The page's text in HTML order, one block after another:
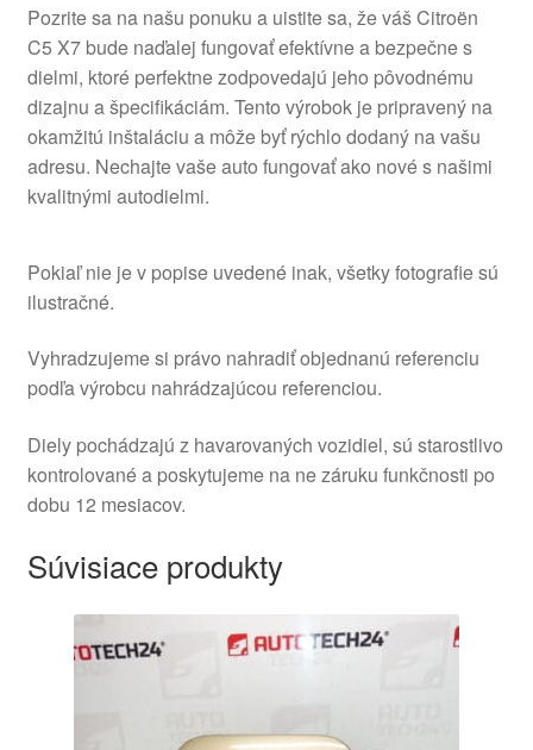
Pozrite sa na našu ponuku a uistite sa, že váš Citroën
C5 X7 bude naďalej fungovať efektívne a bezpečne s
dielmi, ktoré perfektne zodpovedajú jeho pôvodnému
dizajnu a špecifikáciám. Tento výrobok je pripravený na
okamžitú inštaláciu a môže byť rýchlo dodaný na vašu
adresu. Nechajte vaše auto fungovať ako nové s našimi
kvalitnými autodielmi.
Pokiaľ nie je v popise uvedené inak, všetky fotografie sú
ilustračné.
Vyhradzujeme si právo nahradiť objednanú referenciu
podľa výrobcu nahrádzajúcou referenciou.
Diely pochádzajú z havarovaných vozidiel, sú starostlivo
kontrolované a poskytujeme na ne záruku funkčnosti po
dobu 12 mesiacov.
Súvisiace produkty